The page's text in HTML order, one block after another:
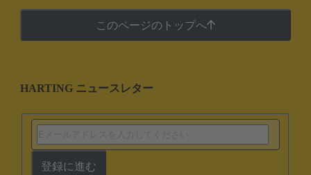
このページのトップへ
HARTING ニュースレター
登録に進む